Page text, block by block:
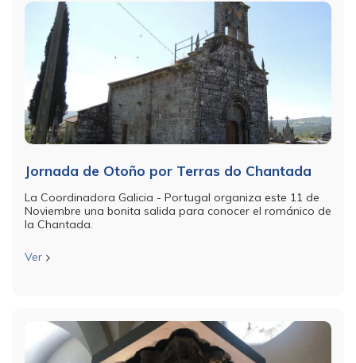
Jornada de Otoño por Terras do Chantada
La Coordinadora Galicia - Portugal organiza este 11 de
Noviembre una bonita salida para conocer el románico de
la Chantada.
Ver